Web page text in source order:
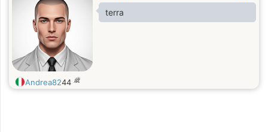
terra
Andrea8244 歳